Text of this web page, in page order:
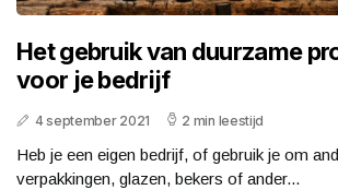
Het gebruik van duurzame
voor je bedrijf
4 september 2021 2 min leestijd
Heb je een eigen bedrijf, of gebruik je om
verpakkingen, glazen, bekers of ander...